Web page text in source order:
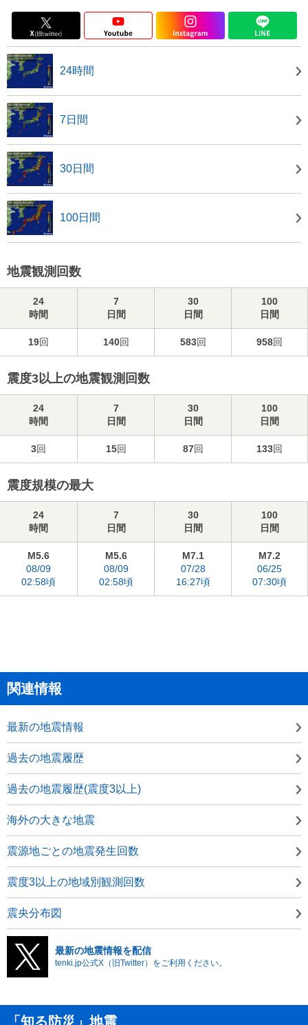
24時間
7日間
30日間
100日間
地震観測回数
24
時間
7
日間
30
日間
100
日間
19回 140回 583回 958回
震度3以上の地震観測回数
24
時間
7
日間
30
日間
100
日間
3回 15回 87回 133回
震度規模の最大
24
時間
7
日間
30
日間
100
日間
M5.6
08/09
02:58頃
M5.6
08/09
02:58頃
M7.1
07/28
16:27頃
M7.2
06/25
07:30頃
関連情報
最新の地震情報
過去の地震履歴
過去の地震履歴(震度3以上)
海外の大きな地震
震源地ごとの地震発生回数
震度3以上の地域別観測回数
震央分布図
最新の地震情報を配信
tenki.jp公式X（旧Twitter）をご利用ください。
「知る防災」地震